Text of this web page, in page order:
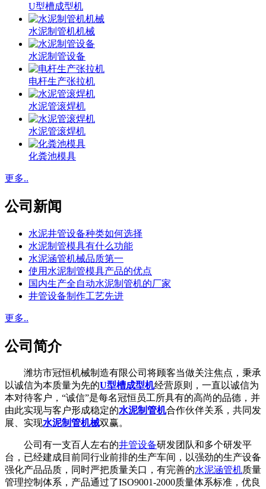
U型槽成型机
水泥制管机机械
水泥制管设备
电杆生产张拉机
水泥管滚焊机
水泥管滚焊机
化粪池模具
更多..
公司新闻
水泥井管设备种类如何选择
水泥制管模具有什么功能
水泥涵管机械品质第一
使用水泥制管模具产品的优点
国内生产全自动水泥制管机的厂家
井管设备制作工艺先进
更多..
公司简介
潍坊市冠恒机械制造有限公司将顾客当做关注焦点，秉承
以诚信为本质量为先的U型槽成型机经营原则，一直以诚信为
本对待客户，“诚信”是每名冠恒员工所具有的高尚的品德，并
由此实现与客户形成稳定的水泥制管机合作伙伴关系，共同发
展、实现水泥制管机械双赢。
公司有一支百人左右的井管设备研发团队和多个研发平
台，已经建成目前同行业前排的生产车间，以强劲的生产设备
强化产品品质，同时严把质量关口，有完善的水泥涵管机质量
管理控制体系，产品通过了ISO9001-2000质量体系标准，优良